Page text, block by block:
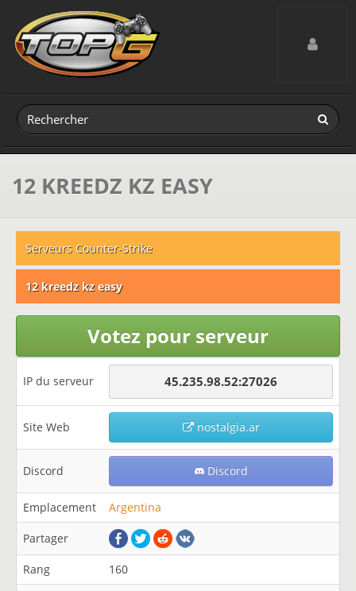
Toggle
12 KREEDZ KZ EASY
Serveurs Counter-Strike
12 kreedz kz easy
Votez pour serveur
IP du serveur 45.235.98.52:27026
Site Web nostalgia.ar
Discord Discord
Emplacement Argentina
Partager
Rang
160